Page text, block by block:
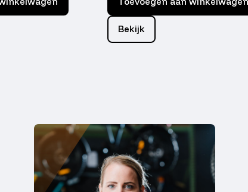
Bekijk